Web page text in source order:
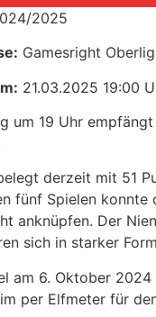
2025
Gamesright
21.03.2025 19:00
um 19 Uhr
derzeit mit 51
fünf Spielen konnte
anknüpfen. Der
sich in starker
am 6. Oktober
per Elfmeter für